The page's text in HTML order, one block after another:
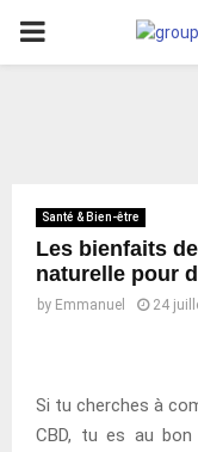
PRIMARY
Santé & Bien-être
Les bienfaits
naturelle pour
by Emmanuel 24
Si tu cherches à
CBD, tu es au bon